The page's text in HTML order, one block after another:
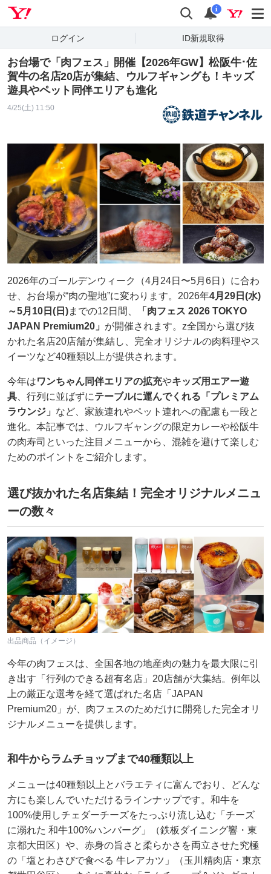
検索 通知
i
ログイン ID新規取得
お台場で「肉フェス」開催【2026年GW】松阪牛･佐
賀牛の名店20店が集結、ウルフギャングも！キッズ
遊具やペット同伴エリアも進化
4/25(土) 11:50
2026年のゴールデンウィーク（4月24日〜5月6日）に合わ
せ、お台場が“肉の聖地”に変わります。2026年4月29日(水)
～5月10日(日)までの12日間、
「肉フェス 2026 TOKYO
JAPAN Premium20」 が開催されます。z全国から選び抜
かれた名店20店舗が集結し、完全オリジナルの肉料理やス
イーツなど40種類以上が提供されます。
今年はワンちゃん同伴エリアの拡充やキッズ用エアー遊
具 、行列に並ばずにテーブルに運んでくれる「プレミアム
ラウンジ」 など、家族連れやペット連れへの配慮も一段と
進化。本記事では、ウルフギャングの限定カレーや松阪牛
の肉寿司といった注目メニューから、混雑を避けて楽しむ
ためのポイントをご紹介します。
選び抜かれた名店集結！完全オリジナルメニュ
ーの数々
出品商品（イメージ）
今年の肉フェスは、全国各地の地産肉の魅力を最大限に引
き出す「行列のできる超有名店」20店舗が大集結。例年以
上の厳正な選考を経て選ばれた名店「JAPAN
Premium20」が、肉フェスのためだけに開発した完全オリ
ジナルメニューを提供します。
和牛からラムチョップまで40種類以上
メニューは40種類以上とバラエティに富んでおり、どんな
方にも楽しんでいただけるラインナップです。和牛を
100%使用しチェダーチーズをたっぷり流し込む「チーズ
に溺れた 和牛100%ハンバーグ」（鉄板ダイニング響・東
京都大田区）や、赤身の旨さと柔らかさを両立させた究極
の「塩とわさびで食べる 牛レアカツ」（玉川精肉店・東京